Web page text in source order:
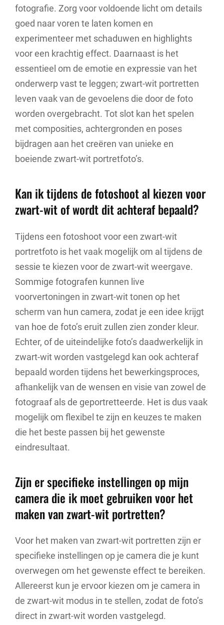
fotografie. Zorg voor voldoende licht om details
goed naar voren te laten komen en
experimenteer met schaduwen en highlights
voor een krachtig effect. Daarnaast is het
essentieel om de emotie en expressie van het
onderwerp vast te leggen; zwart-wit portretten
leven vaak van de gevoelens die door de foto
worden overgebracht. Tot slot kan het spelen
met composities, achtergronden en poses
bijdragen aan het creëren van unieke en
boeiende zwart-wit portretfoto’s.
Kan ik tijdens de fotoshoot al kiezen voor
zwart-wit of wordt dit achteraf bepaald?
Tijdens een fotoshoot voor een zwart-wit
portretfoto is het vaak mogelijk om al tijdens de
sessie te kiezen voor de zwart-wit weergave.
Sommige fotografen kunnen live
voorvertoningen in zwart-wit tonen op het
scherm van hun camera, zodat je een idee krijgt
van hoe de foto’s eruit zullen zien zonder kleur.
Echter, of de uiteindelijke foto’s daadwerkelijk in
zwart-wit worden vastgelegd kan ook achteraf
bepaald worden tijdens het bewerkingsproces,
afhankelijk van de wensen en visie van zowel de
fotograaf als de geportretteerde. Het is dus vaak
mogelijk om flexibel te zijn en keuzes te maken
die het beste passen bij het gewenste
eindresultaat.
Zijn er specifieke instellingen op mijn
camera die ik moet gebruiken voor het
maken van zwart-wit portretten?
Voor het maken van zwart-wit portretten zijn er
specifieke instellingen op je camera die je kunt
overwegen om het gewenste effect te bereiken.
Allereerst kun je ervoor kiezen om je camera in
de zwart-wit modus in te stellen, zodat de foto’s
direct in zwart-wit worden vastgelegd.